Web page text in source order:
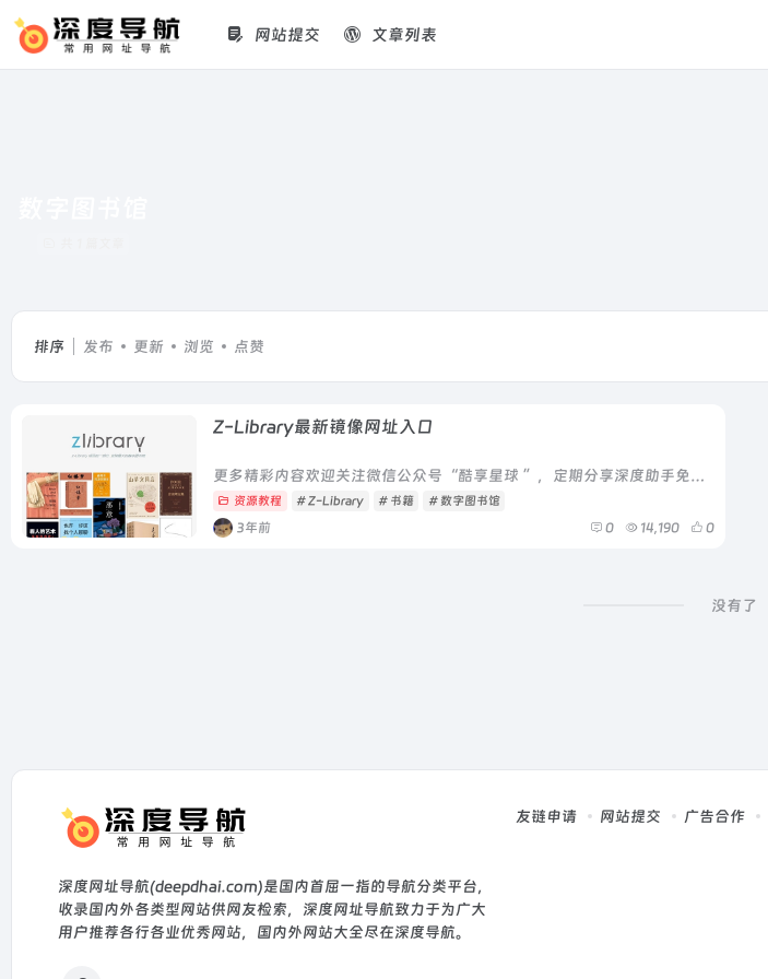
网站提交 文章列表
排序 发布 更新 浏览 点赞
Z-Library最新镜像网址入口
更多精彩内容欢迎关注微信公众号“酷享星球 ”，定期分享深度助手免费卡密，各类教程，行业资讯等内容 Z-Library被称为“全球最大的数字图书馆”。不用注册就可以免费下载所有书籍，支持fb2，pdf...
资源教程 # Z-Library # 书籍 # 数字图书馆
3年前 0 14,190 0
没有了
深度网址导航(deepdhai.com)是国内首屈一指的导航分类平台，
收录国内外各类型网站供网友检索，深度网址导航致力于为广大
用户推荐各行各业优秀网站，国内外网站大全尽在深度导航。
友链申请 网站提交 广告合作